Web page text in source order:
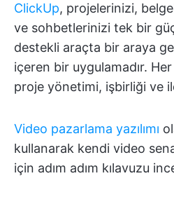
ClickUp, projelerinizi,
ve sohbetlerinizi tek bir
destekli araçta bir araya
içeren bir uygulamadır.
proje yönetimi, işbirliği ve
Video pazarlama yazılımı
kullanarak kendi video
için adım adım kılavuzu